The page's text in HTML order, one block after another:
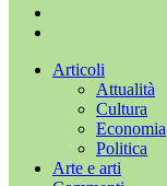
Chiudi Articoli
Attualità
Cultura
Economia
Politica
Arte e arti